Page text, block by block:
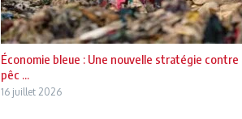
Économie bleue : Une nouvelle stratégie
pêc ...
16 juillet 2026